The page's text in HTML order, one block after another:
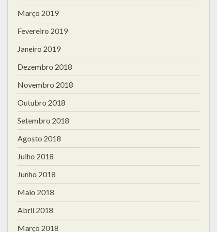
Março 2019
Fevereiro 2019
Janeiro 2019
Dezembro 2018
Novembro 2018
Outubro 2018
Setembro 2018
Agosto 2018
Julho 2018
Junho 2018
Maio 2018
Abril 2018
Março 2018